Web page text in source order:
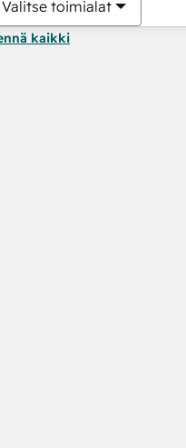
Valitse toimialat
kaikki